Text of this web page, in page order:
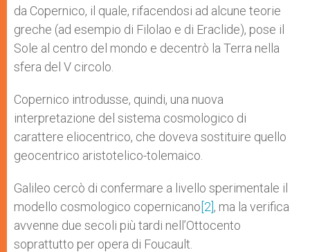
da Copernico, il quale, rifacendosi ad alcune teorie
greche (ad esempio di Filolao e di Eraclide), pose il
Sole al centro del mondo e decentrò la Terra nella
sfera del V circolo.
Copernico introdusse, quindi, una nuova
interpretazione del sistema cosmologico di
carattere eliocentrico, che doveva sostituire quello
geocentrico aristotelico-tolemaico.
Galileo cercò di confermare a livello sperimentale il
modello cosmologico copernicano [2] , ma la verifica
avvenne due secoli più tardi nell’Ottocento
soprattutto per opera di Foucault.